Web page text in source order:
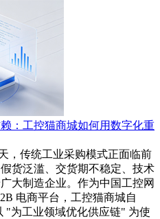
：工控猫商城如何用数字化重
，传统工业采购模式正面临前
货泛滥、交货期不稳定、技术
大制造企业。作为中国工控网
电商平台，工控猫商城自
"为工业领域优化供应链" 为使